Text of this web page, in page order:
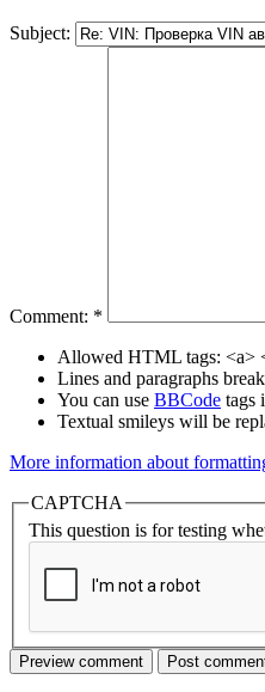
Subject:
Comment: *
Allowed HTML tags: <a>
Lines and paragraphs
You can use BBCode tags
Textual smileys will be
More information about
CAPTCHA
This question is for testing